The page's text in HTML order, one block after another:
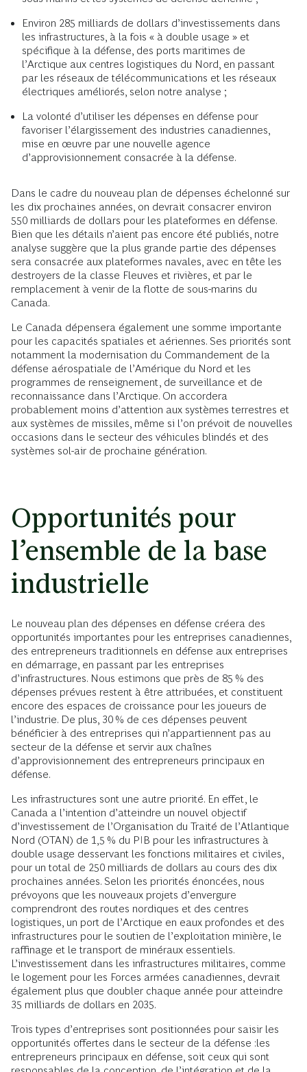
Environ 285 milliards de dollars d’investissements dans
les infrastructures, à la fois « à double usage » et
spécifique à la défense, des ports maritimes de
l’Arctique aux centres logistiques du Nord, en passant
par les réseaux de télécommunications et les réseaux
électriques améliorés, selon notre analyse ;
La volonté d’utiliser les dépenses en défense pour
favoriser l’élargissement des industries canadiennes,
mise en œuvre par une nouvelle agence
d’approvisionnement consacrée à la défense.
Dans le cadre du nouveau plan de dépenses échelonné sur
les dix prochaines années, on devrait consacrer environ
550 milliards de dollars pour les plateformes en défense.
Bien que les détails n’aient pas encore été publiés, notre
analyse suggère que la plus grande partie des dépenses
sera consacrée aux plateformes navales, avec en tête les
destroyers de la classe Fleuves et rivières, et par le
remplacement à venir de la flotte de sous-marins du
Canada.
Le Canada dépensera également une somme importante
pour les capacités spatiales et aériennes. Ses priorités sont
notamment la modernisation du Commandement de la
défense aérospatiale de l’Amérique du Nord et les
programmes de renseignement, de surveillance et de
reconnaissance dans l’Arctique. On accordera
probablement moins d’attention aux systèmes terrestres et
aux systèmes de missiles, même si l’on prévoit de nouvelles
occasions dans le secteur des véhicules blindés et des
systèmes sol-air de prochaine génération.
Opportunités pour
l’ensemble de la base
industrielle
Le nouveau plan des dépenses en défense créera des
opportunités importantes pour les entreprises canadiennes,
des entrepreneurs traditionnels en défense aux entreprises
en démarrage, en passant par les entreprises
d’infrastructures. Nous estimons que près de 85 % des
dépenses prévues restent à être attribuées, et constituent
encore des espaces de croissance pour les joueurs de
l’industrie. De plus, 30 % de ces dépenses peuvent
bénéficier à des entreprises qui n’appartiennent pas au
secteur de la défense et servir aux chaînes
d’approvisionnement des entrepreneurs principaux en
défense.
Les infrastructures sont une autre priorité. En effet, le
Canada a l’intention d’atteindre un nouvel objectif
d’investissement de l’Organisation du Traité de l’Atlantique
Nord (OTAN) de 1,5 % du PIB pour les infrastructures à
double usage desservant les fonctions militaires et civiles,
pour un total de 250 milliards de dollars au cours des dix
prochaines années. Selon les priorités énoncées, nous
prévoyons que les nouveaux projets d’envergure
comprendront des routes nordiques et des centres
logistiques, un port de l’Arctique en eaux profondes et des
infrastructures pour le soutien de l’exploitation minière, le
raffinage et le transport de minéraux essentiels.
L’investissement dans les infrastructures militaires, comme
le logement pour les Forces armées canadiennes, devrait
également plus que doubler chaque année pour atteindre
35 milliards de dollars en 2035.
Trois types d’entreprises sont positionnées pour saisir les
opportunités offertes dans le secteur de la défense :les
entrepreneurs principaux en défense, soit ceux qui sont